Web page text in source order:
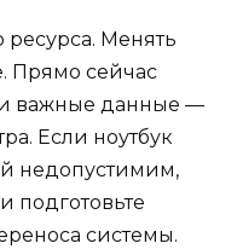
Менять
Прямо сейчас
важные данные —
Если ноутбук
недопустимим,
подготовьте
системы.